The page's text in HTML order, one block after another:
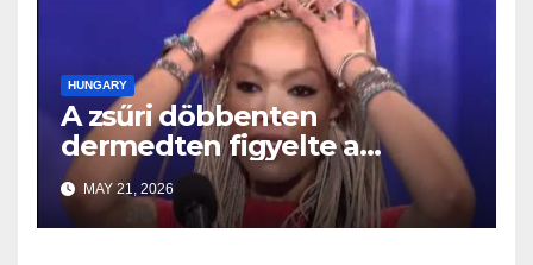
HUNGARY
A zsűri döbbenten
dermedten figyelte a
fellépését
MAY 21, 2026